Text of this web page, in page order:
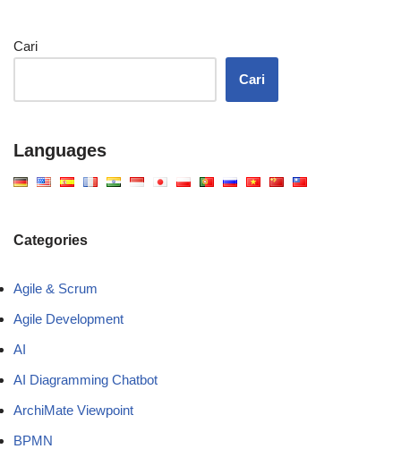
Cari
Cari
Languages
Categories
Agile & Scrum
Agile Development
AI
AI Diagramming Chatbot
ArchiMate Viewpoint
BPMN